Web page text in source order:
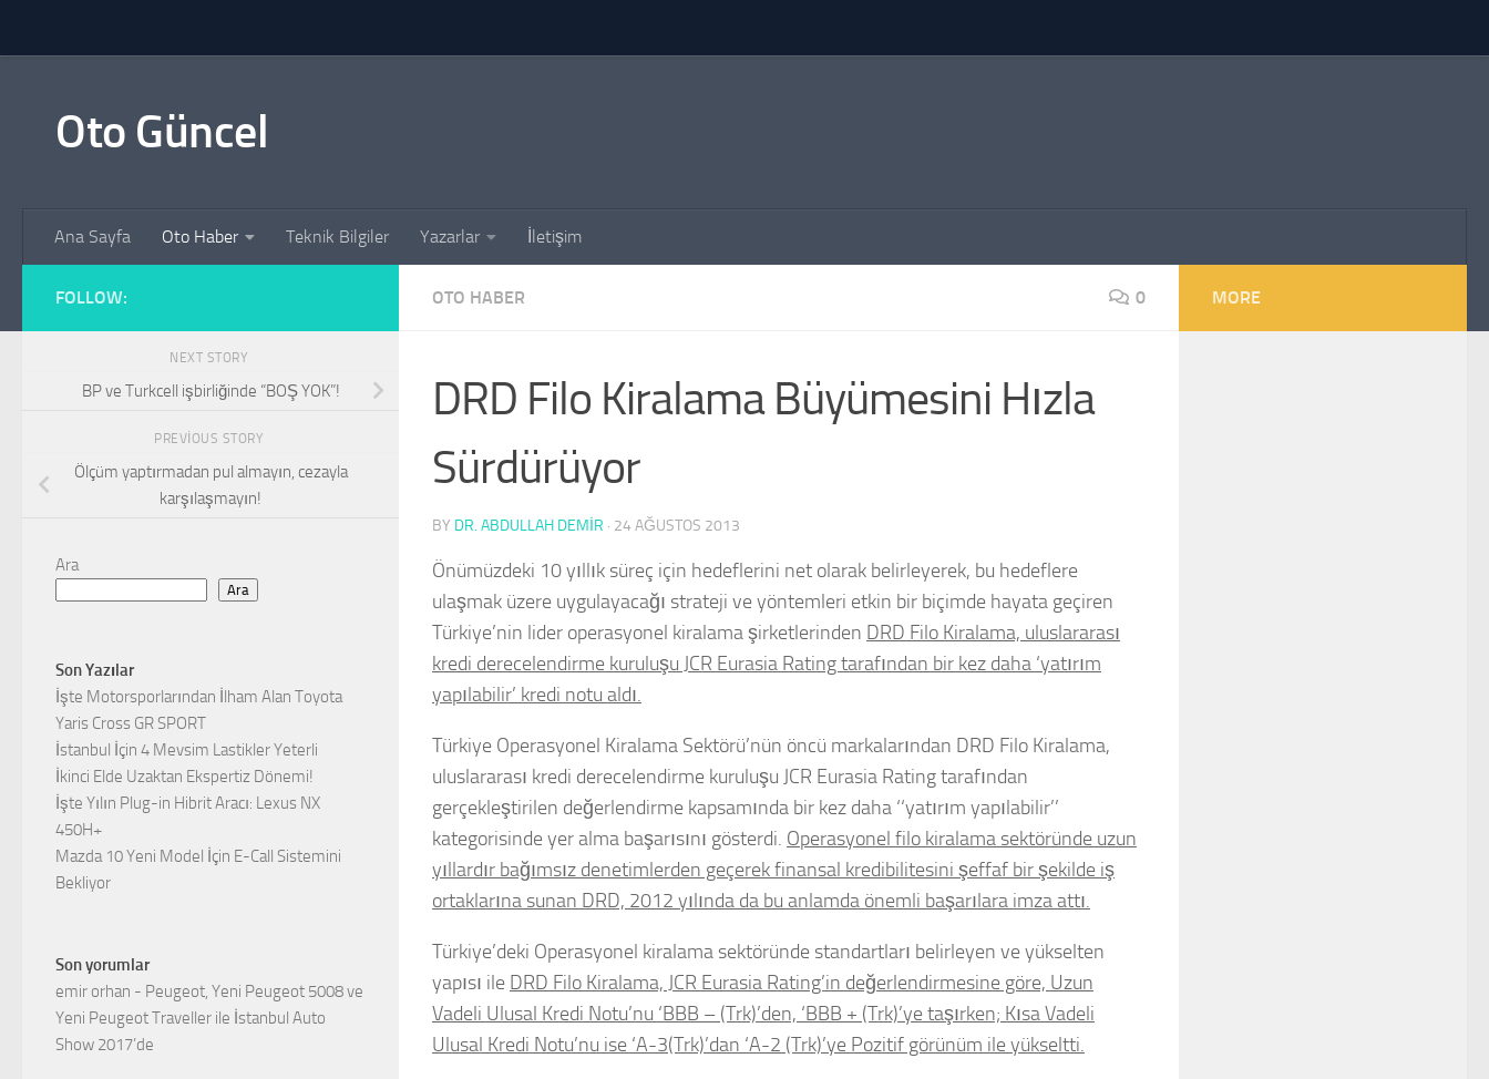
Oto Güncel
Ana Sayfa Oto Haber Teknik Bilgiler Yazarlar İletişim
OTO HABER 0
DRD Filo Kiralama Büyümesini Hızla
Sürdürüyor
BY DR. ABDULLAH DEMİR · 24 AĞUSTOS 2013
Önümüzdeki 10 yıllık süreç için hedeflerini net olarak belirleyerek, bu hedeflere
ulaşmak üzere uygulayacağı strateji ve yöntemleri etkin bir biçimde hayata geçiren
Türkiye’nin lider operasyonel kiralama şirketlerinden DRD Filo Kiralama, uluslararası
kredi derecelendirme kuruluşu JCR Eurasia Rating tarafından bir kez daha ‘yatırım
yapılabilir’ kredi notu aldı.
Türkiye Operasyonel Kiralama Sektörü’nün öncü markalarından DRD Filo Kiralama,
uluslararası kredi derecelendirme kuruluşu JCR Eurasia Rating tarafından
gerçekleştirilen değerlendirme kapsamında bir kez daha ‘‘yatırım yapılabilir’’
kategorisinde yer alma başarısını gösterdi. Operasyonel filo kiralama sektöründe uzun
yıllardır bağımsız denetimlerden geçerek finansal kredibilitesini şeffaf bir şekilde iş
ortaklarına sunan DRD, 2012 yılında da bu anlamda önemli başarılara imza attı.
Türkiye’deki Operasyonel kiralama sektöründe standartları belirleyen ve yükselten
yapısı ile DRD Filo Kiralama, JCR Eurasia Rating’in değerlendirmesine göre, Uzun
Vadeli Ulusal Kredi Notu’nu ‘BBB – (Trk)’den, ‘BBB + (Trk)’ye taşırken; Kısa Vadeli
Ulusal Kredi Notu’nu ise ‘A-3(Trk)’dan ‘A-2 (Trk)’ye Pozitif görünüm ile yükseltti.
FOLLOW:
NEXT STORY
BP ve Turkcell işbirliğinde “BOŞ YOK”!
PREVIOUS STORY
Ölçüm yaptırmadan pul almayın, cezayla
karşılaşmayın!
Ara
Ara
Son Yazılar
İşte Motorsporlarından İlham Alan Toyota
Yaris Cross GR SPORT
İstanbul İçin 4 Mevsim Lastikler Yeterli
İkinci Elde Uzaktan Ekspertiz Dönemi!
İşte Yılın Plug-in Hibrit Aracı: Lexus NX
450H+
Mazda 10 Yeni Model İçin E-Call Sistemini
Bekliyor
Son yorumlar
emir orhan - Peugeot, Yeni Peugeot 5008 ve
Yeni Peugeot Traveller ile İstanbul Auto
Show 2017’de
MORE